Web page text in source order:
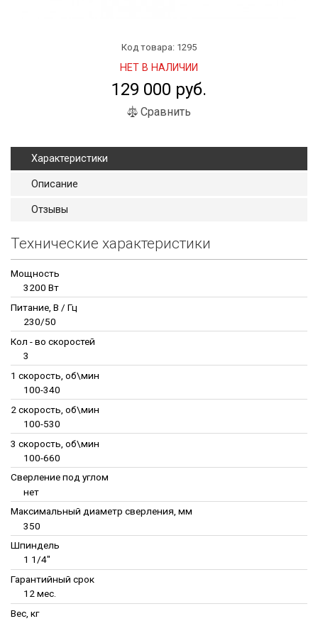
Код товара: 1295
НЕТ В НАЛИЧИИ
129 000 руб.
Сравнить
Характеристики
Описание
Отзывы
Технические характеристики
Мощность
3200 Вт
Питание, В / Гц
230/50
Кол - во скоростей
3
1 скорость, об\мин
100-340
2 скорость, об\мин
100-530
3 скорость, об\мин
100-660
Сверление под углом
нет
Максимальный диаметр сверления, мм
350
Шпиндель
1 1/4"
Гарантийный срок
12 мес.
Вес, кг